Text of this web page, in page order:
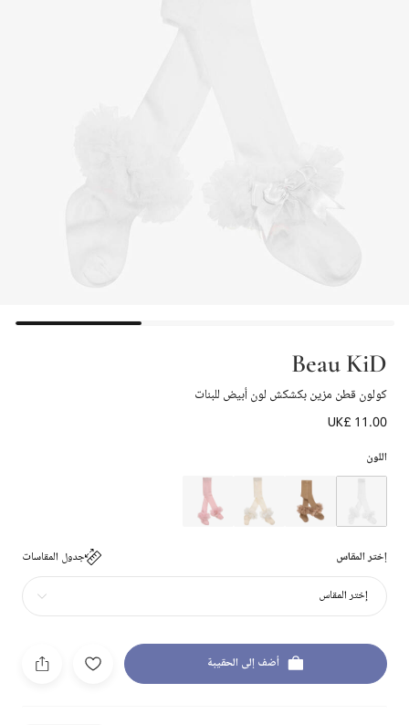
Beau KiD
كولون قطن مزين بكشكش لون أبيض للبنات
UK£ 11.00
اللون
إختر المقاس جدول المقاسات
إختر المقاس
أضف إلى الحقيبة